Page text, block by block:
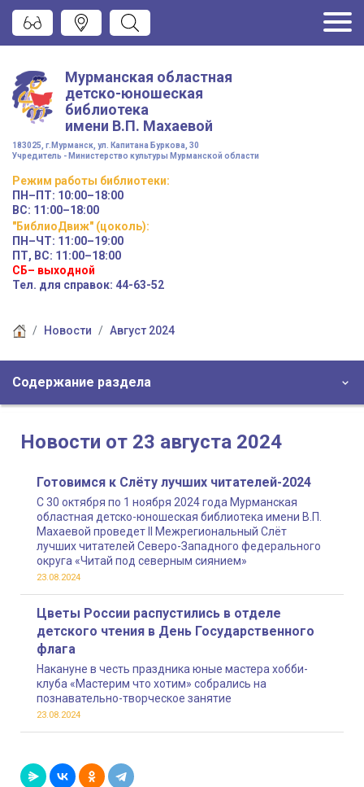
Мурманская областная
детско-юношеская
библиотека
имени В.П. Махаевой
183025, г.Мурманск, ул. Капитана Буркова, 30
Учредитель - Министерство культуры Мурманской области
Режим работы библиотеки:
ПН–ПТ: 10:00–18:00
ВС: 11:00–18:00
"БиблиоДвиж" (цоколь):
ПН–ЧТ: 11:00–19:00
ПТ, ВС: 11:00–18:00
СБ– выходной
Тел. для справок: 44-63-52
Новости Август 2024
Содержание раздела
Новости от 23 августа 2024
Готовимся к Слёту лучших читателей-2024
С 30 октября по 1 ноября 2024 года Мурманская
областная детско-юношеская библиотека имени В.П.
Махаевой проведет II Межрегиональный Слёт
лучших читателей Северо-Западного федерального
округа «Читай под северным сиянием»
23.08.2024
Цветы России распустились в отделе
детского чтения в День Государственного
флага
Накануне в честь праздника юные мастера хобби-
клуба «Мастерим что хотим» собрались на
познавательно-творческое занятие
23.08.2024